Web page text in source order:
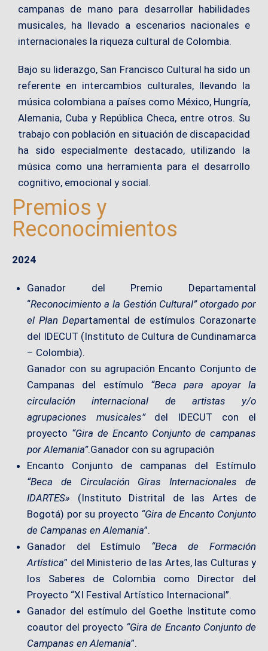
campanas de mano para desarrollar habilidades
musicales, ha llevado a escenarios nacionales e
internacionales la riqueza cultural de Colombia.
Bajo su liderazgo, San Francisco Cultural ha sido un
referente en intercambios culturales, llevando la
música colombiana a países como México, Hungría,
Alemania, Cuba y República Checa, entre otros. Su
trabajo con población en situación de discapacidad
ha sido especialmente destacado, utilizando la
música como una herramienta para el desarrollo
cognitivo, emocional y social.
Premios y
Reconocimientos
2024
Ganador del Premio Departamental
“Reconocimiento a la Gestión Cultural” otorgado por
el Plan Departamental de estímulos Corazonarte
del IDECUT (Instituto de Cultura de Cundinamarca
– Colombia).
Ganador con su agrupación Encanto Conjunto de
Campanas del estímulo “Beca para apoyar la
circulación internacional de artistas y/o
agrupaciones musicales” del IDECUT con el
proyecto “Gira de Encanto Conjunto de campanas
por Alemania”.Ganador con su agrupación
Encanto Conjunto de campanas del Estímulo
“Beca de Circulación Giras Internacionales de
IDARTES» (Instituto Distrital de las Artes de
Bogotá) por su proyecto “Gira de Encanto Conjunto
de Campanas en Alemania”.
Ganador del Estímulo “Beca de Formación
Artística” del Ministerio de las Artes, las Culturas y
los Saberes de Colombia como Director del
Proyecto “XI Festival Artístico Internacional”.
Ganador del estímulo del Goethe Institute como
coautor del proyecto “Gira de Encanto Conjunto de
Campanas en Alemania”.